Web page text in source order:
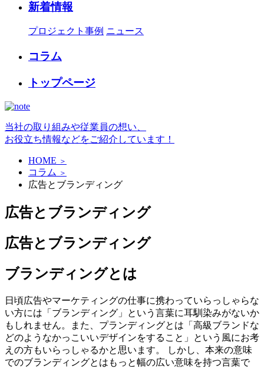
新着情報
プロジェクト事例 ニュース
コラム
トップページ
当社の取り組みや従業員の想い、
お役立ち情報などをご紹介しています！
HOME ＞
コラム ＞
広告とブランディング
広告とブランディング
広告とブランディング
ブランディングとは
日頃広告やマーケティングの仕事に携わっていらっしゃらな
い方には「ブランディング」という言葉に耳馴染みがないか
もしれません。また、プランディングとは「高級ブランドな
どのようなかっこいいデザインをすること」という風にお考
えの方もいらっしゃるかと思います。 しかし、本来の意味
でのブランディングとはもっと幅の広い意味を持つ言葉で